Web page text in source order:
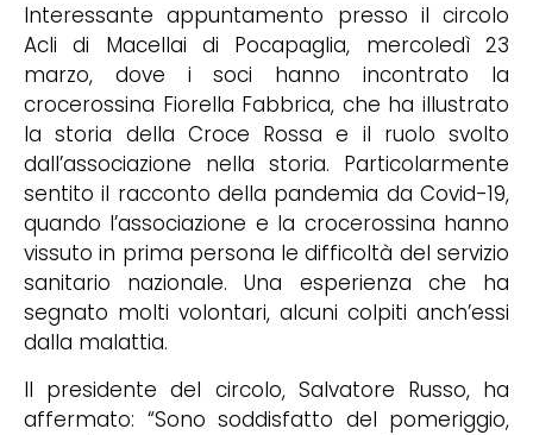
Interessante appuntamento presso il circolo
Acli di Macellai di Pocapaglia, mercoledì 23
marzo, dove i soci hanno incontrato la
crocerossina Fiorella Fabbrica, che ha illustrato
la storia della Croce Rossa e il ruolo svolto
dall’associazione nella storia. Particolarmente
sentito il racconto della pandemia da Covid-19,
quando l’associazione e la crocerossina hanno
vissuto in prima persona le difficoltà del servizio
sanitario nazionale. Una esperienza che ha
segnato molti volontari, alcuni colpiti anch’essi
dalla malattia.
Il presidente del circolo, Salvatore Russo, ha
affermato: “Sono soddisfatto del pomeriggio,